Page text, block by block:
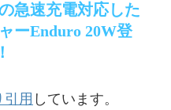
急速充電対応した
ーEnduro 20W登
引用 しています。